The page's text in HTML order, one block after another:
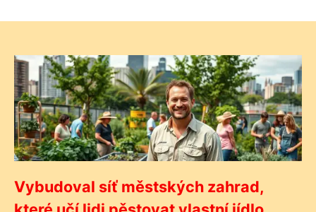
Vybudoval síť městských zahrad,